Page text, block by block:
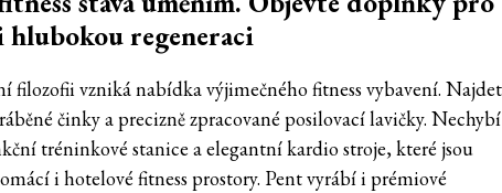
regeneraci
filozofii vzniká nabídka výjimečného fitness vybavení.
činky a precizně zpracované posilovací lavičky. Nechybí
tréninkové stanice a elegantní kardio stroje, které jsou
i hotelové fitness prostory. Pent vyrábí i prémiové